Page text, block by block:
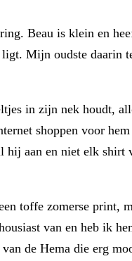
Beau is klein en
Mijn oudste daarin
in zijn nek houdt,
shoppen voor
hij aan en niet elk
toffe zomerse print,
van en heb ik
de Hema die erg